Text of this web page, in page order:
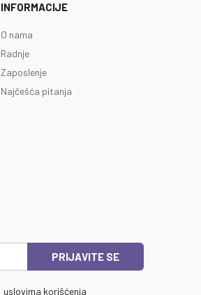
INFORMACIJE
O nama
Radnje
Zaposlenje
Najčešća pitanja
PRIJAVITE SE
uslovima korišćenja